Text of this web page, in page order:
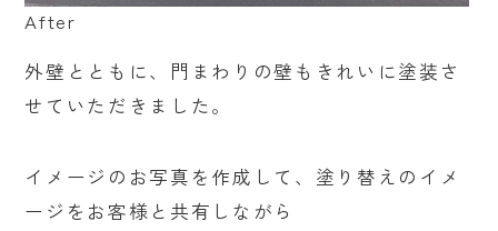
After
外壁とともに、門まわりの壁もきれいに塗装さ
せていただきました。
イメージのお写真を作成して、塗り替えのイメ
ージをお客様と共有しながら